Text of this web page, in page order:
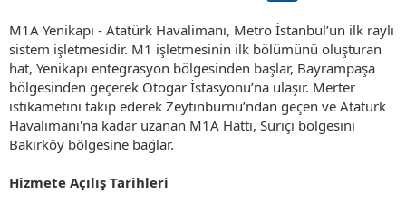
M1A Yenikapı - Atatürk Havalimanı, Metro İstanbul’un ilk raylı
sistem işletmesidir. M1 işletmesinin ilk bölümünü oluşturan
hat, Yenikapı entegrasyon bölgesinden başlar, Bayrampaşa
bölgesinden geçerek Otogar İstasyonu’na ulaşır. Merter
istikametini takip ederek Zeytinburnu’ndan geçen ve Atatürk
Havalimanı'na kadar uzanan M1A Hattı, Suriçi bölgesini
Bakırköy bölgesine bağlar.
Hizmete Açılış Tarihleri